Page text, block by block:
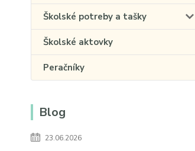
Školské potreby a tašky
Školské aktovky
Peračníky
Blog
23.06.2026